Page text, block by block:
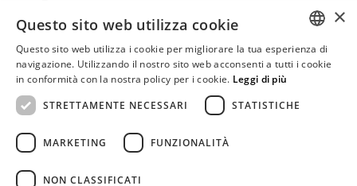
Con il sostegno di
Copyright© CAMeC Centro d’Arte Moderna e Contemporanea La
ITALIAN
×
Questo sito web utilizza cookie
Questo sito web utilizza i cookie per migliorare la tua esperienza di
navigazione. Utilizzando il nostro sito web acconsenti a tutti i cookie
in conformità con la nostra policy per i cookie. Leggi di più
STRETTAMENTE NECESSARI
STATISTICHE
MARKETING FUNZIONALITÀ
NON CLASSIFICATI